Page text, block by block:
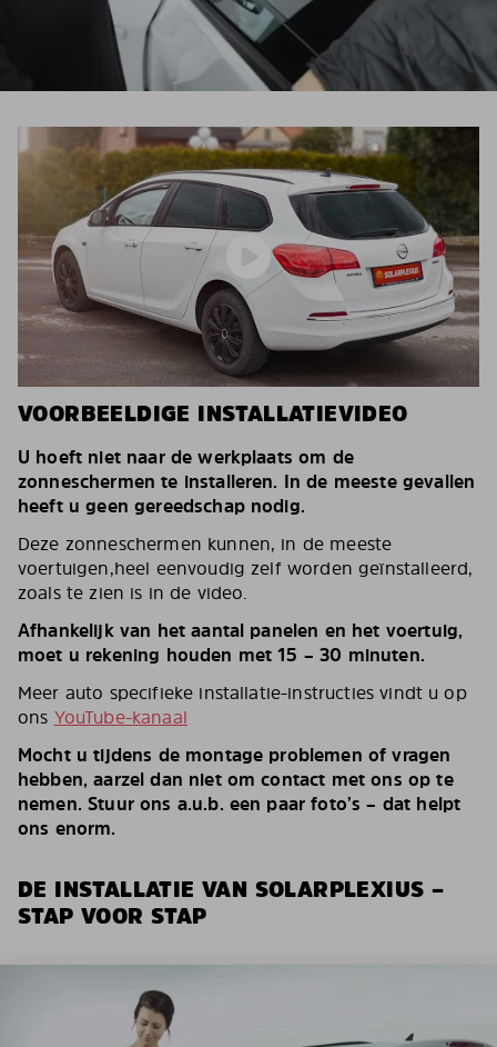
VOORBEELDIGE INSTALLATIEVIDEO
U hoeft niet naar de werkplaats om de
zonneschermen te installeren. In de meeste gevallen
heeft u geen gereedschap nodig.
Deze zonneschermen kunnen, in de meeste
voertuigen,heel eenvoudig zelf worden geïnstalleerd,
zoals te zien is in de video.
Afhankelijk van het aantal panelen en het voertuig,
moet u rekening houden met 15 – 30 minuten.
Meer auto specifieke installatie-instructies vindt u op
ons YouTube-kanaal
Mocht u tijdens de montage problemen of vragen
hebben, aarzel dan niet om contact met ons op te
nemen. Stuur ons a.u.b. een paar foto’s – dat helpt
ons enorm.
DE INSTALLATIE VAN SOLARPLEXIUS –
STAP VOOR STAP